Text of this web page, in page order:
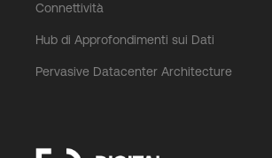
Connettività
Hub di Approfondimenti sui Dati
Pervasive Datacenter Architecture